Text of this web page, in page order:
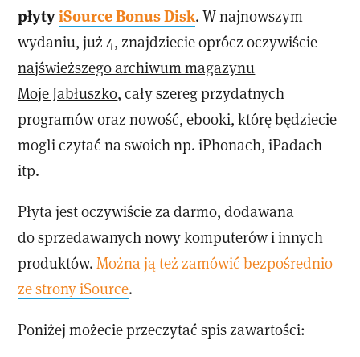
płytyiSource Bonus Disk. W najnowszym
wydaniu, już 4, znajdziecie oprócz oczywiście
najświeższego archiwum magazynu
Moje Jabłuszko, cały szereg przydatnych
programów oraz nowość, ebooki, którę będziecie
mogli czytać na swoich np. iPhonach, iPadach
itp.
Płyta jest oczywiście za darmo, dodawana
do sprzedawanych nowy komputerów i innych
produktów.Można ją też zamówić bezpośrednio
ze strony iSource.
Poniżej możecie przeczytać spis zawartości: